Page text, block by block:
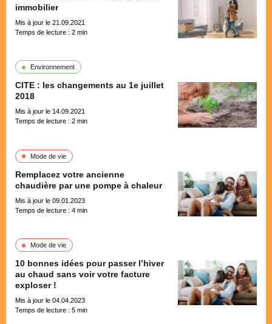
immobilier
Mis à jour le 21.09.2021
Temps de lecture : 2 min
Environnement
CITE : les changements au 1e juillet
2018
Mis à jour le 14.09.2021
Temps de lecture : 2 min
Mode de vie
Remplacez votre ancienne
chaudière par une pompe à chaleur
Mis à jour le 09.01.2023
Temps de lecture : 4 min
Mode de vie
10 bonnes idées pour passer l’hiver
au chaud sans voir votre facture
exploser !
Mis à jour le 04.04.2023
Temps de lecture : 5 min